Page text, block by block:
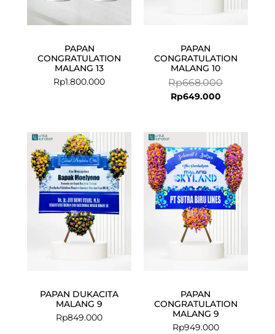
PAPAN
CONGRATULATION
MALANG 13
Rp1.800.000
PAPAN
CONGRATULATION
MALANG 10
Rp668.000
Rp649.000
PAPAN DUKACITA
MALANG 9
Rp849.000
PAPAN
CONGRATULATION
MALANG 9
Rp949.000